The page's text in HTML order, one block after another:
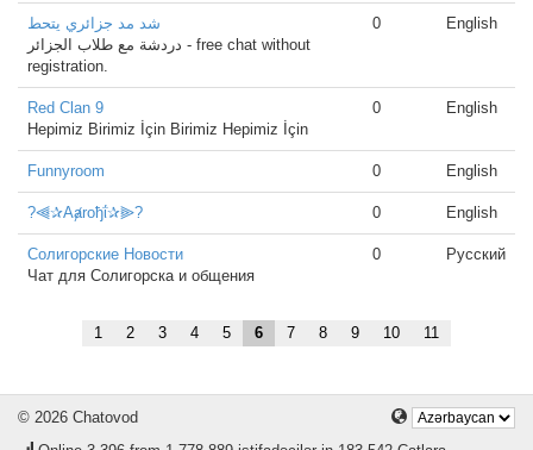
شد مد جزائري يتحط
دردشة مع طلاب الجزائر - free chat without
registration.
0 English
Red Clan 9
Hepimiz Birimiz İçin Birimiz Hepimiz İçin
0 English
Funnyroom 0 English
?⫷✰Aⱥroђΐ✰⫸? 0 English
Солигорские Новости
Чат для Солигорска и общения
0 Русский
1 2 3 4 5 6 7 8 9 10 11
© 2026 Chatovod